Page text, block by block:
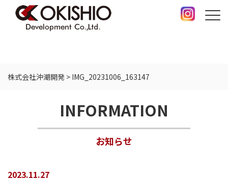
株式会社沖潮開発 > IMG_20231006_163147
INFORMATION
お知らせ
2023.11.27